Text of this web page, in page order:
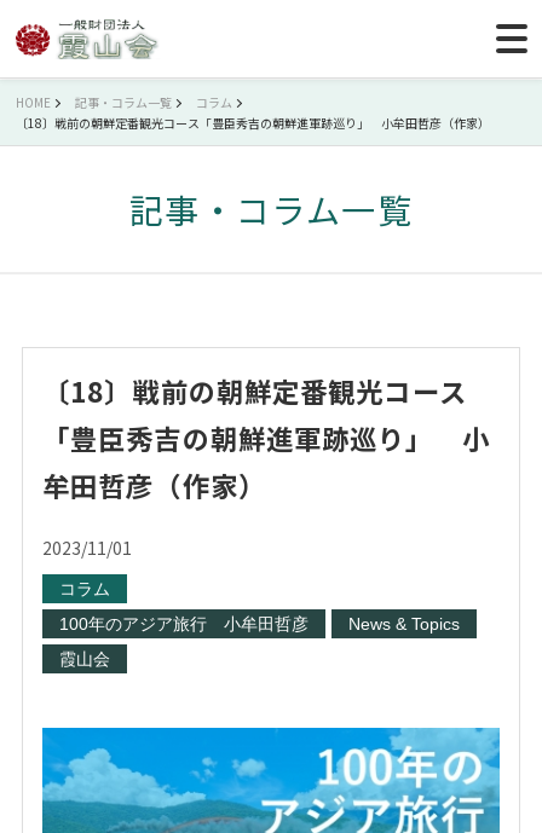
HOME 記事・コラム一覧
コラム
〔18〕戦前の朝鮮定番観光コース「豊臣秀吉の朝鮮進軍跡巡り」 小牟田哲彦（作家）
記事・コラム一覧
〔18〕戦前の朝鮮定番観光コース
「豊臣秀吉の朝鮮進軍跡巡り」 小
牟田哲彦（作家）
2023/11/01
コラム
100年のアジア旅行 小牟田哲彦
News & Topics
霞山会